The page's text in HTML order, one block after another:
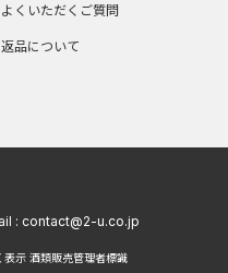
よくいただくご質問
返品について
: contact@2-u.co.jp
示 酒類販売管理者標識